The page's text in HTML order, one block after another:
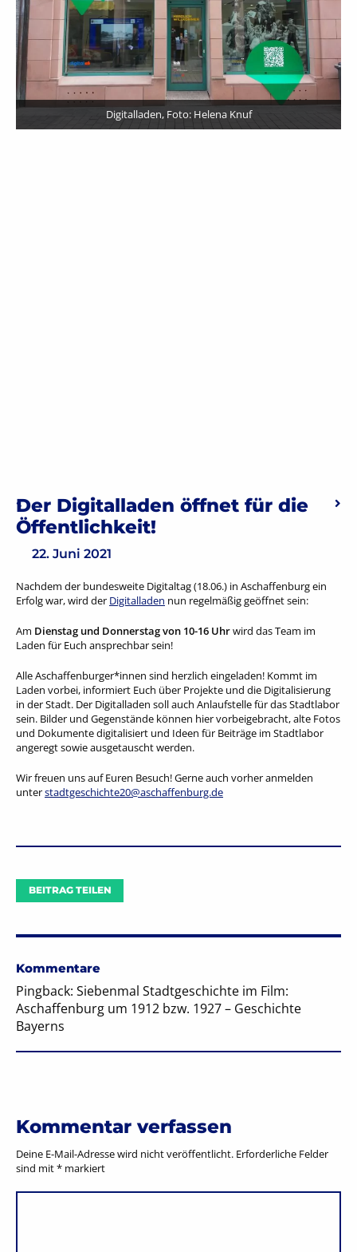
Digitalladen, Foto: Helena Knuf
Beitragsnavigation
Vorheriger: Fürth-Wiki-Laden trifft Digitalladen
Der Digitalladen öffnet für die
Öffentlichkeit!
22. Juni 2021
Nachdem der bundesweite Digitaltag (18.06.) in Aschaffenburg ein
Erfolg war, wird der Digitalladen nun regelmäßig geöffnet sein:
Am Dienstag und Donnerstag von 10-16 Uhrwird das Team im
Laden für Euch ansprechbar sein!
Alle Aschaffenburger*innen sind herzlich eingeladen! Kommt im
Laden vorbei, informiert Euch über Projekte und die Digitalisierung
in der Stadt. Der Digitalladen soll auch Anlaufstelle für das Stadtlabor
sein. Bilder und Gegenstände können hier vorbeigebracht, alte Fotos
und Dokumente digitalisiert und Ideen für Beiträge im Stadtlabor
angeregt sowie ausgetauscht werden.
Wir freuen uns auf Euren Besuch! Gerne auch vorher anmelden
unterstadtgeschichte20@aschaffenburg.de
BEITRAG TEILEN
Kommentare
Pingback: Siebenmal Stadtgeschichte im Film:
Aschaffenburg um 1912 bzw. 1927 – Geschichte
Bayerns
Kommentar verfassen
Deine E-Mail-Adresse wird nicht veröffentlicht. Erforderliche Felder
sind mit* markiert